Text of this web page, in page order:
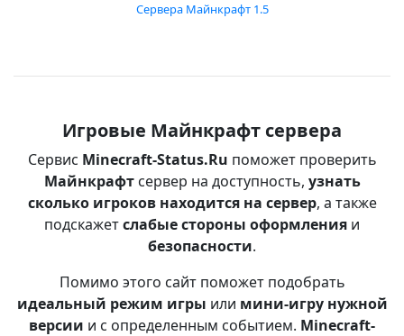
Сервера Майнкрафт 1.5
Игровые Майнкрафт сервера
Сервис Minecraft-Status.Ru поможет проверить
Майнкрафтсервер на доступность, узнать
сколько игроков находится на сервер, а также
подскажетслабые стороны оформления и
безопасности.
Помимо этого сайт поможет подобрать
идеальный режим игры или мини-игру нужной
версии и с определенным событием. Minecraft-